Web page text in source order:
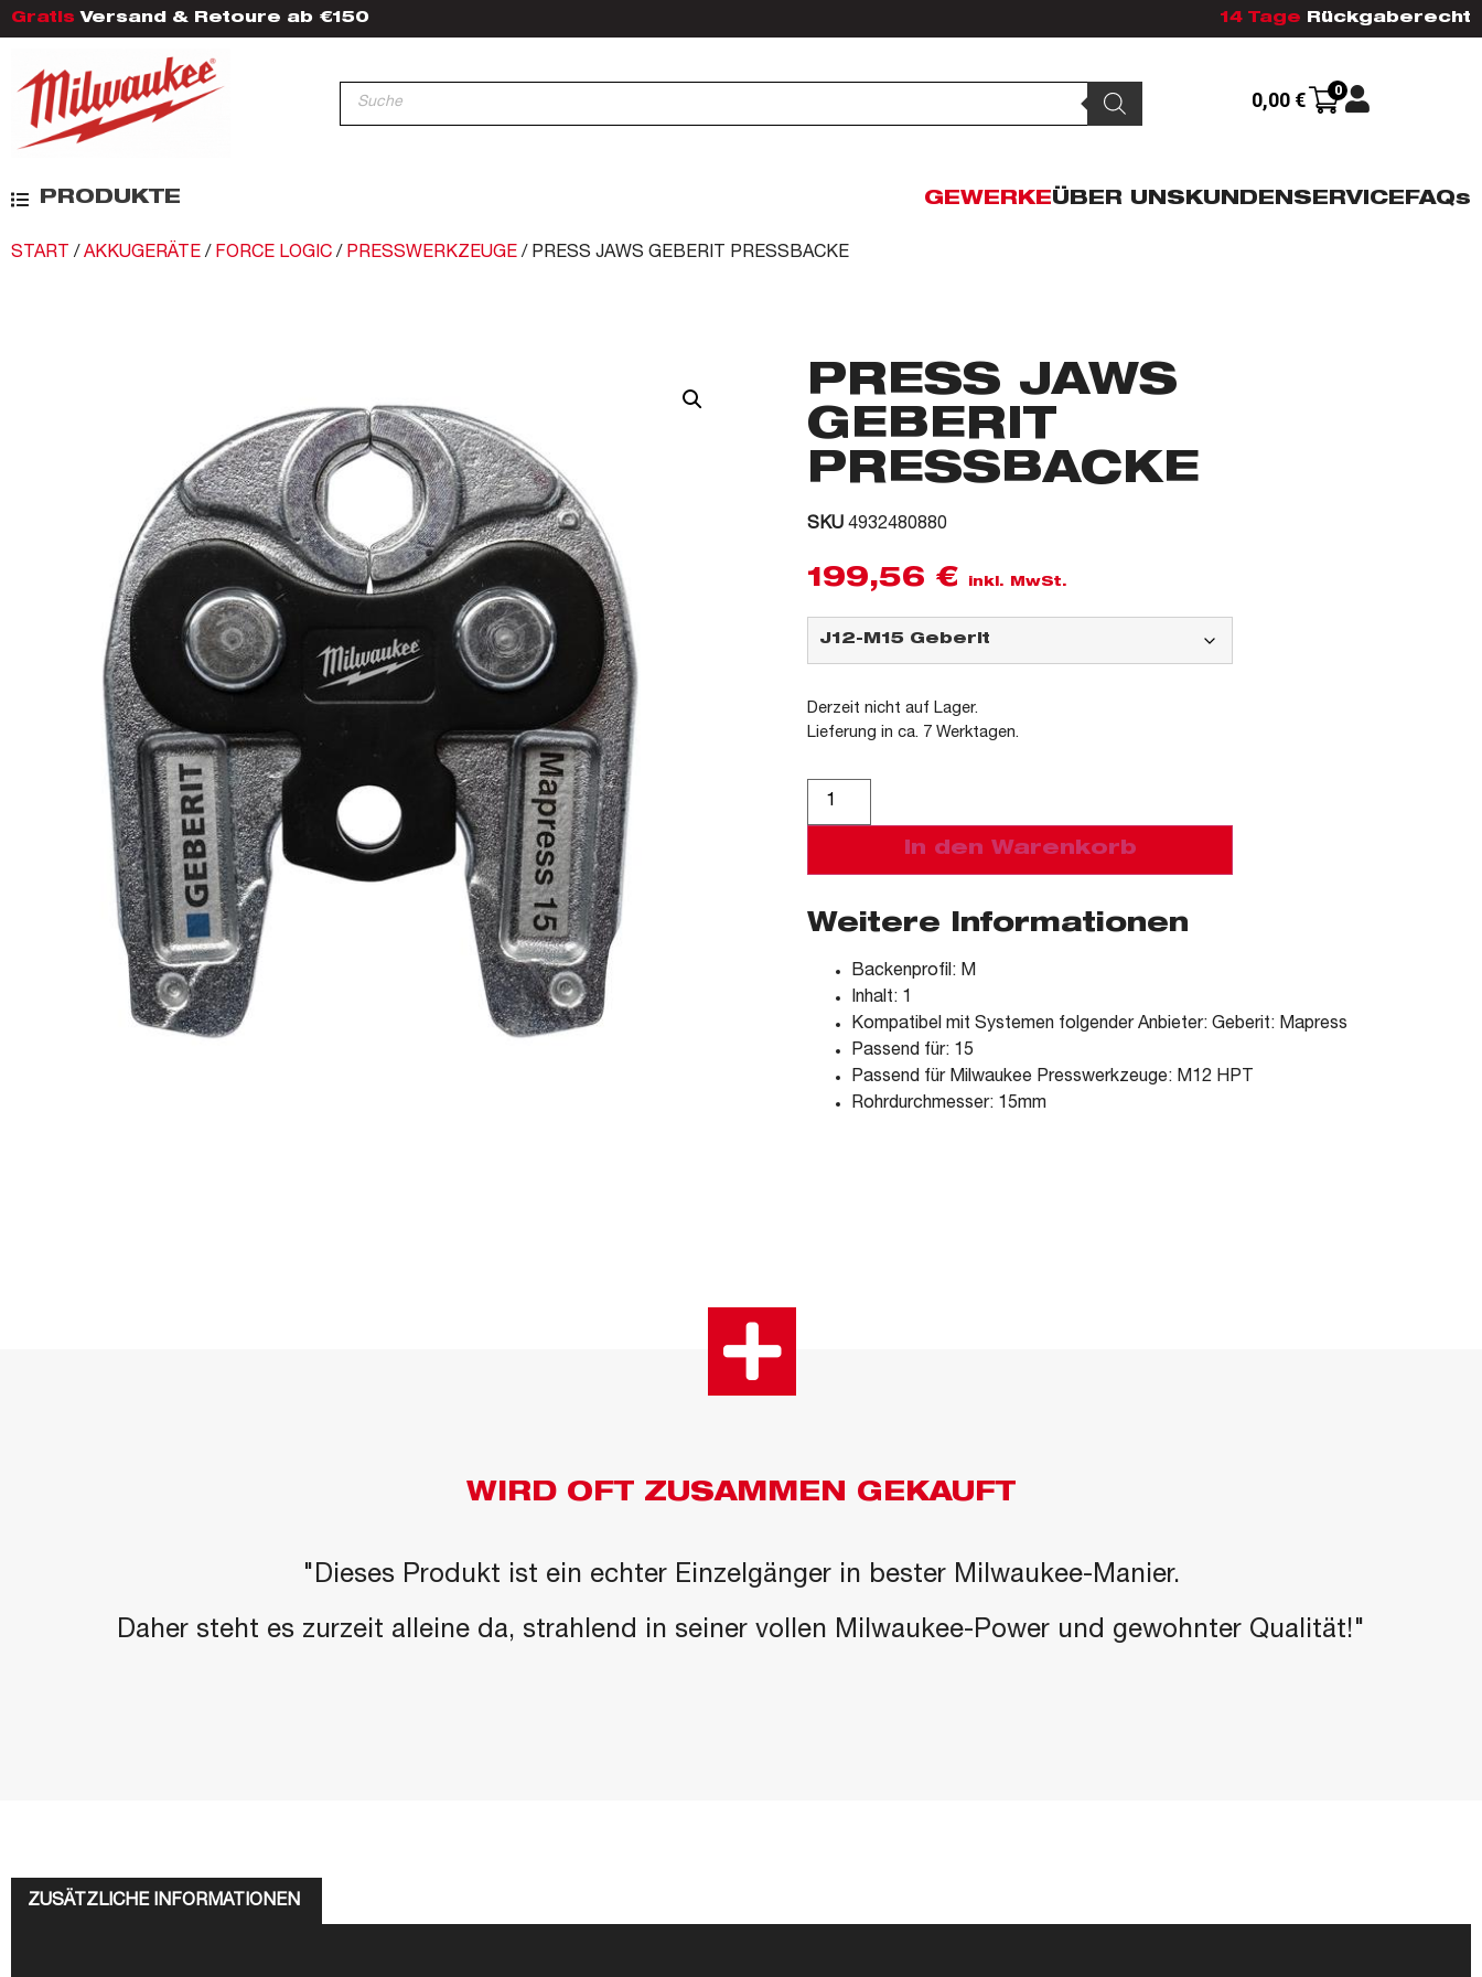
Gratis Versand & Retoure ab €150 14 Tage Rückgaberecht
0,00 € 0
PRODUKTE GEWERKEÜBER UNSKUNDENSERVICEFAQs
START / AKKUGERÄTE / FORCE LOGIC / PRESSWERKZEUGE / PRESS JAWS GEBERIT PRESSBACKE
PRESS JAWS
GEBERIT
PRESSBACKE
SKU 4932480880
199,56 € inkl. MwSt.
Derzeit nicht auf Lager.
Lieferung in ca. 7 Werktagen.
In den Warenkorb
Weitere Informationen
Backenprofil: M
Inhalt: 1
Kompatibel mit Systemen folgender Anbieter: Geberit: Mapress
Passend für: 15
Passend für Milwaukee Presswerkzeuge: M12 HPT
Rohrdurchmesser: 15mm
WIRD OFT ZUSAMMEN GEKAUFT
"Dieses Produkt ist ein echter Einzelgänger in bester Milwaukee-Manier.
Daher steht es zurzeit alleine da, strahlend in seiner vollen Milwaukee-Power und gewohnter Qualität!"
ZUSÄTZLICHE INFORMATIONEN